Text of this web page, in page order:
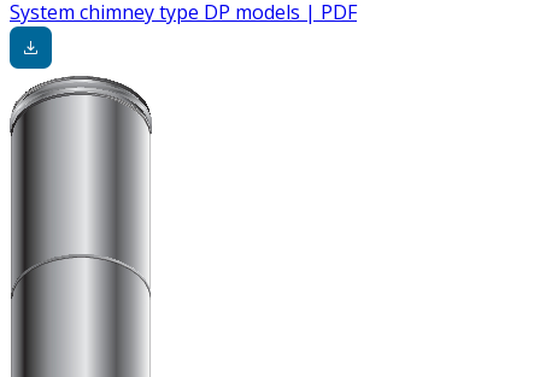
System chimney type DP models | PDF